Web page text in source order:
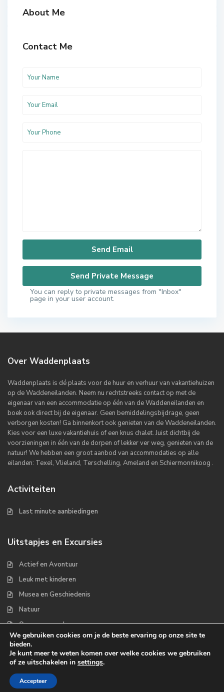
About Me
Contact Me
You can reply to private messages from "Inbox"
page in your user account.
Over Waddenplaats
Waddenplaats is dé plaats voor de huur en verhuur van vakantiehuizen
op de Waddeneilanden. Neem nu rechtstreeks contact op met de
eigenaar van een accommodatie op één van de Waddeneilanden en
boek ook direct bij de eigenaar. Geen bemiddelingsbijdrage, geen
verborgen kosten! Ga binnenkort ook genieten van de Waddeneilanden.
Kies voor een luxe vakantiehuis of een knus chalet. Juist dichtbij de
voorzieningen in één van de dorpen of lekker ver weg, genieten van de
natuur! We hebben een groot aanbod van accommodaties op alle
eilanden: Texel, Vlieland, Terschelling, Ameland en Schiermonnikoog .
Activiteiten
Last minute aanbiedingen
Uitstapjes en Excursies
Actief en Avontuur
Leuk met kinderen
Musea en Geschiedenis
Natuur
Op zee en wad
Copyrights 2022 - Waddenplaats.nl
Over ons
Handige links
We gebruiken cookies om je de beste ervaring op onze site te
bieden.
Je kunt meer te weten komen over welke cookies we gebruiken
of ze uitschakelen in settings.
Accepteer